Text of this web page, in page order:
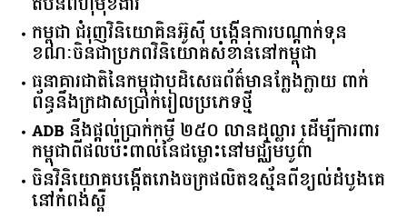
កម្ពុជា​ ​ជំរុញ​វិនិយោគិន​អ៊ូស៊ី ​បង្កើន​ការ​បណ្តាក់ទុន ​
ខណៈ​ចិន​ជា​ប្រភព​វិនិយោគ​សំខាន់​នៅ​កម្ពុជា​
ធនាគារ​ជាតិ​នៃ​កម្ពុជា​បដិសេធ​ព័ត៌មាន​ក្លែងក្លាយ ​ពាក់
ព័ន្ធ​នឹង​ក្រដាស​ប្រាក់​រៀល​ប្រភេទ​ថ្មី​
ADB​ ​នឹង​ផ្តល់​ប្រាក់​កម្ចី ​២៥០​ ​លាន​ដុល្លារ ​ដើម្បី​ការពារ​
កម្ពុជា​ពី​ផលប៉ះពាល់​នៃ​ជម្លោះ​នៅ​មជ្ឈិមបូព៌ា
ចិនវិនិយោគបង្កើតរោងចក្រផលិតឧស្ម័នពីខ្យល់ដំបូងគេ
នៅកំពង់ស្ពឺ